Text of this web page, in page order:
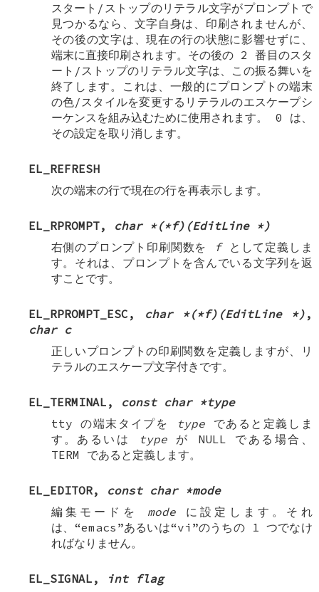
スタート/ストップのリテラル文字がプロンプトで
見つかるなら、文字自身は、印刷されませんが、
その後の文字は、現在の行の状態に影響せずに、
端末に直接印刷されます。その後の 2 番目のスタ
ート/ストップのリテラル文字は、この振る舞いを
終了します。これは、一般的にプロンプトの端末
の色/スタイルを変更するリテラルのエスケープシ
ーケンスを組み込むために使用されます。 0 は、
その設定を取り消します。
EL_REFRESH
次の端末の行で現在の行を再表示します。
EL_RPROMPT, char *(*f)(EditLine *)
右側のプロンプト印刷関数を
fとして定義しま
す。それは、プロンプトを含んでいる文字列を返
すことです。
EL_RPROMPT_ESC , char *(*f)(EditLine *) ,
char c
正しいプロンプトの印刷関数を定義しますが、リ
テラルのエスケープ文字付きです。
EL_TERMINAL , const char *type
tty の端末タイプを
typeであると定義しま
す。あるいは
typeが NULL である場合、
TERM であると定義します。
EL_EDITOR, const char *mode
編集モードを modeに設定します。それ
は、“emacs”あるいは“vi”のうちの 1 つでなけ
ればなりません。
EL_SIGNAL ,
int flag